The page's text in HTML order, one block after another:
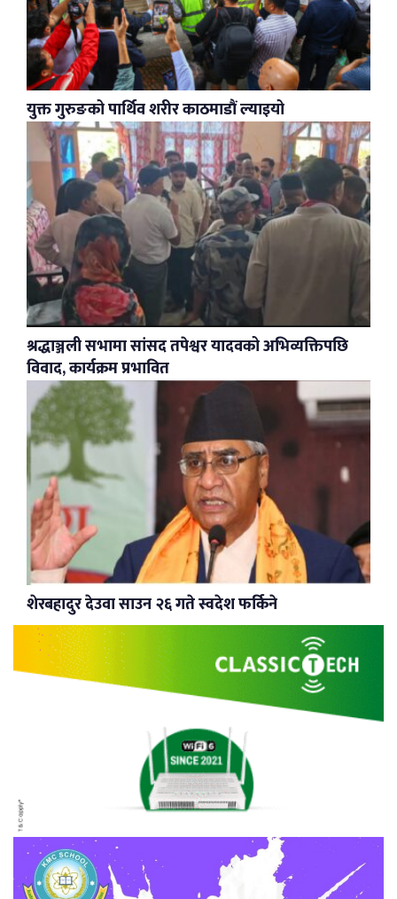
युक्त गुरुङको पार्थिव शरीर काठमाडौं ल्याइयो
श्रद्धाञ्जली सभामा सांसद तपेश्वर यादवको अभिव्यक्तिपछि
विवाद, कार्यक्रम प्रभावित
शेरबहादुर देउवा साउन २६ गते स्वदेश फर्किने